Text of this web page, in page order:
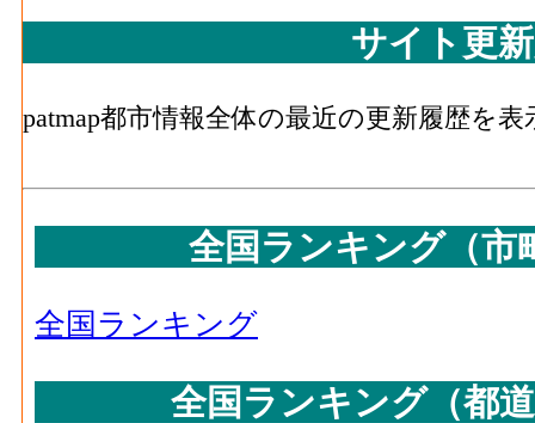
サイト更
patmap都市情報全体の最近の更新履歴を表
全国ランキング（市
全国ランキング
全国ランキング（都